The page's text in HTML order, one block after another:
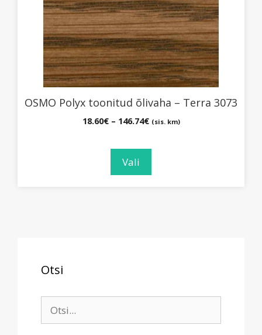
OSMO Polyx toonitud õlivaha – Terra 3073
18.60€ – 146.74€Hinnavahemik:
(sis. km)
Vali
tootelehel.
Otsi
for: